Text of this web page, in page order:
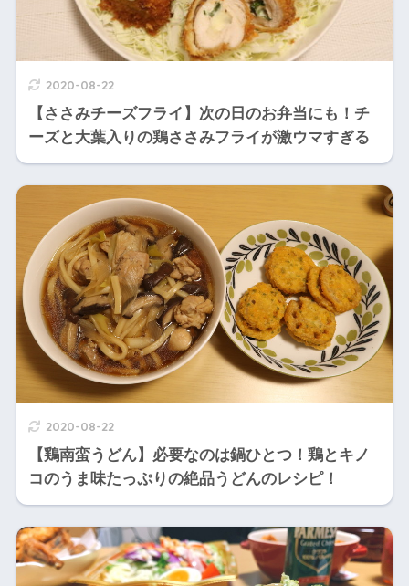
2020-08-22
【ささみチーズフライ】次の日のお弁当にも！チ
ーズと大葉入りの鶏ささみフライが激ウマすぎる
2020-08-22
【鶏南蛮うどん】必要なのは鍋ひとつ！鶏とキノ
コのうま味たっぷりの絶品うどんのレシピ！